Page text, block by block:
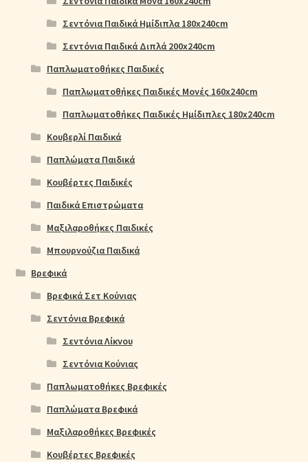
Σεντόνια Παιδικά Ημίδιπλα 180x240cm
Σεντόνια Παιδικά Διπλά 200x240cm
Παπλωματοθήκες Παιδικές
Παπλωματοθήκες Παιδικές Μονές 160x240cm
Παπλωματοθήκες Παιδικές Ημίδιπλες 180x240cm
Κουβερλί Παιδικά
Παπλώματα Παιδικά
Κουβέρτες Παιδικές
Παιδικά Επιστρώματα
Μαξιλαροθήκες Παιδικές
Μπουρνούζια Παιδικά
Βρεφικά
Βρεφικά Σετ Κούνιας
Σεντόνια Βρεφικά
Σεντόνια Λίκνου
Σεντόνια Κούνιας
Παπλωματοθήκες Βρεφικές
Παπλώματα Βρεφικά
Μαξιλαροθήκες Βρεφικές
Κουβέρτες Βρεφικές